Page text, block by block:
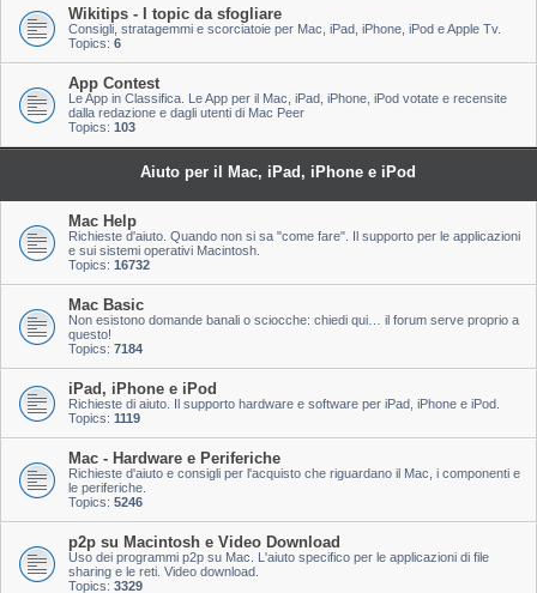
Wikitips - I topic da sfogliare
Consigli, stratagemmi e scorciatoie per Mac, iPad, iPhone, iPod e Apple Tv.
Topics: 6
App Contest
Le App in Classifica. Le App per il Mac, iPad, iPhone, iPod votate e recensite
dalla redazione e dagli utenti di Mac Peer
Topics: 103
Aiuto per il Mac, iPad, iPhone e iPod
Mac Help
Richieste d'aiuto. Quando non si sa "come fare". Il supporto per le applicazioni
e sui sistemi operativi Macintosh.
Topics: 16732
Mac Basic
Non esistono domande banali o sciocche: chiedi qui… il forum serve proprio a
questo!
Topics: 7184
iPad, iPhone e iPod
Richieste di aiuto. Il supporto hardware e software per iPad, iPhone e iPod.
Topics: 1119
Mac - Hardware e Periferiche
Richieste d'aiuto e consigli per l'acquisto che riguardano il Mac, i componenti e
le periferiche.
Topics: 5246
p2p su Macintosh e Video Download
Uso dei programmi p2p su Mac. L'aiuto specifico per le applicazioni di file
sharing e le reti. Video download.
Topics: 3329